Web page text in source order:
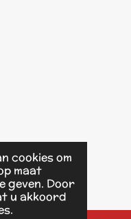
cookies om
maat
geven. Door
u akkoord